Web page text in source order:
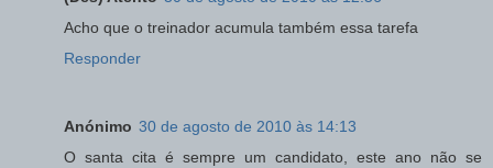
Acho que o treinador acumula também essa tarefa
Responder
Anónimo 30 de agosto de 2010 às 14:13
O santa cita é sempre um candidato, este ano não se